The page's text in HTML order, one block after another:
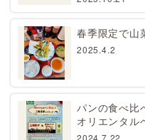
春季限定で山
2025.4.2
パンの食べ比
オリエンタル
2024.7.22